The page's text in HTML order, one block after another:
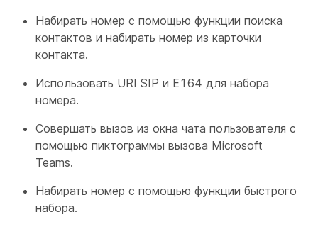
Набирать номер с помощью функции поиска
контактов и набирать номер из карточки
контакта.
Использовать URI SIP и E164 для набора
номера.
Совершать вызов из окна чата пользователя с
помощью пиктограммы вызова Microsoft
Teams.
Набирать номер с помощью функции быстрого
набора.